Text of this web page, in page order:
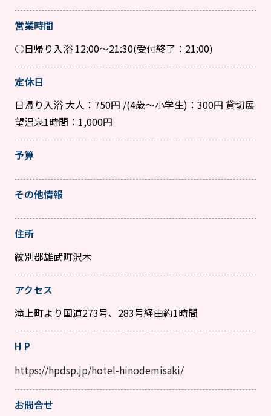
営業時間
○日帰り入浴 12:00～21:30(受付終了：21:00)
定休日
日帰り入浴 大人：750円 /(4歳～小学生)：300円 貸切展
望温泉1時間：1,000円
予算
その他情報
住所
紋別郡雄武町沢木
アクセス
滝上町より国道273号、283号経由約1時間
H P
https://hpdsp.jp/hotel-hinodemisaki/
お問合せ